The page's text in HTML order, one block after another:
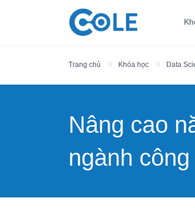
Trang chủ Khóa học Data
Nâng cao
ngành